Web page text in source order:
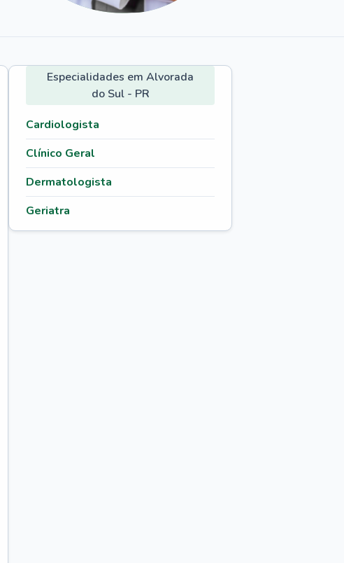
Especialidades em Alvorada
do Sul - PR
Cardiologista
Clínico Geral
Dermatologista
Geriatra